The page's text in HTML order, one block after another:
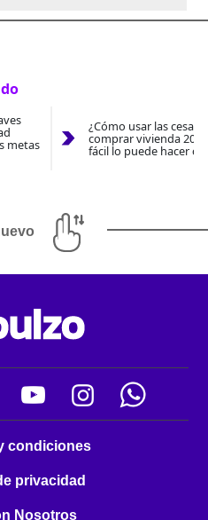
metas
¿Cómo usar las
comprar vivienda
fácil lo puede hacer
condiciones
privacidad
Nosotros